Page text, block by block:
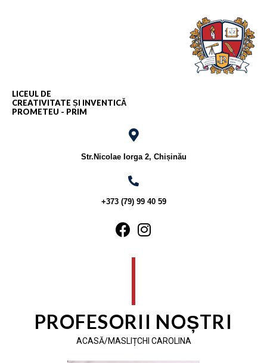
LICEUL DE
CREATIVITATE ȘI INVENTICĂ
PROMETEU - PRIM
Str.Nicolae Iorga 2, Chișinău
+373 (79) 99 40 59
PROFESORII NOȘTRI
ACASĂ/MASLIȚCHI CAROLINA